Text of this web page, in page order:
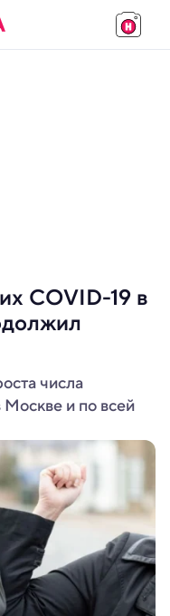
COVID-19 в
числа
и по всей